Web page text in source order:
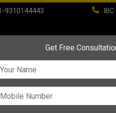
9310144443 IBC
Home(current)About
के 5 Secrets